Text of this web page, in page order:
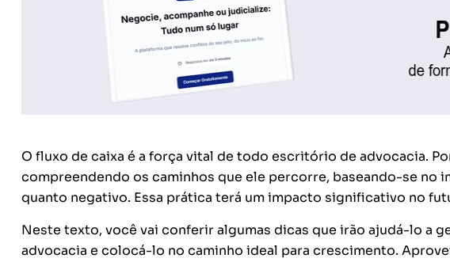
O fluxo de caixa é a força vital de todo escritório de advocacia.
compreendendo os caminhos que ele percorre, baseando-se
quanto negativo. Essa prática terá um impacto significativo no
Neste texto, você vai conferir algumas dicas que irão ajudá-lo a
advocacia e colocá-lo no caminho ideal para crescimento.